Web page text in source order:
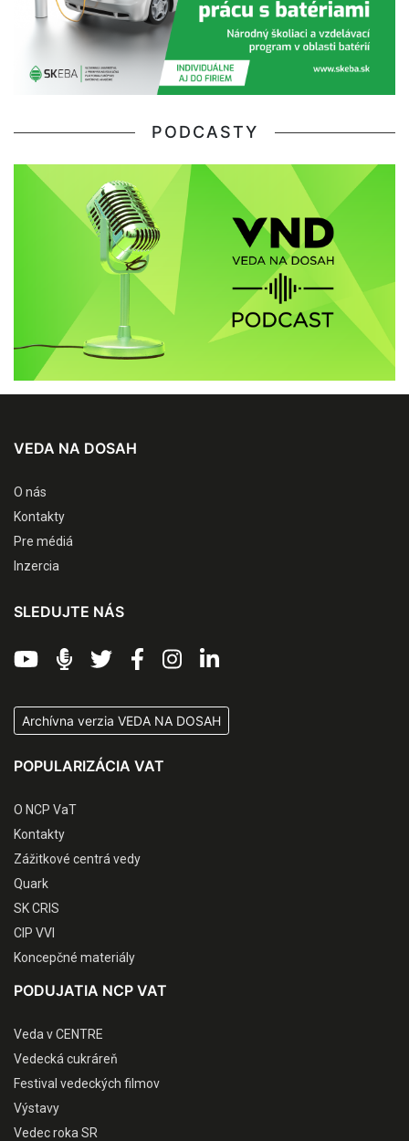
PODCASTY
VEDA NA DOSAH
O nás
Kontakty
Pre médiá
Inzercia
SLEDUJTE NÁS
Archívna verzia VEDA NA DOSAH
POPULARIZÁCIA VAT
O NCP VaT
Kontakty
Zážitkové centrá vedy
Quark
SK CRIS
CIP VVI
Koncepčné materiály
PODUJATIA NCP VAT
Veda v CENTRE
Vedecká cukráreň
Festival vedeckých filmov
Výstavy
Vedec roka SR